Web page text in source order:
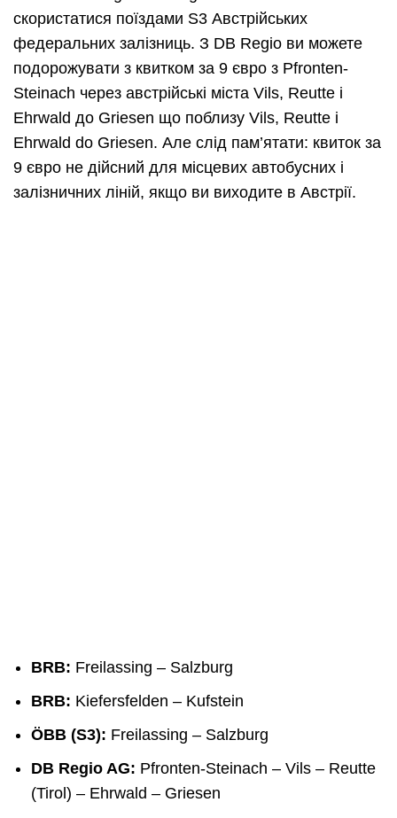
скористатися поїздами S3 Австрійських
федеральних залізниць. З DB Regio ви можете
подорожувати з квитком за 9 євро з Pfronten-
Steinach через австрійські міста Vils, Reutte i
Ehrwald до Griesen що поблизу Vils, Reutte i
Ehrwald do Griesen. Але слід пам’ятати: квиток за
9 євро не дійсний для місцевих автобусних і
залізничних ліній, якщо ви виходите в Австрії.
BRB: Freilassing – Salzburg
BRB: Kiefersfelden – Kufstein
ÖBB (S3): Freilassing – Salzburg
DB Regio AG: Pfronten-Steinach – Vils – Reutte
(Tirol) – Ehrwald – Griesen